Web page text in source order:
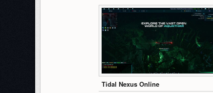
2:04
Tidal Nexus Online